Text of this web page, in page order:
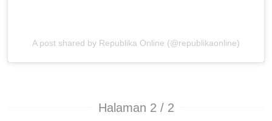
A post shared by Republika Online (@republikaonline)
Halaman 2 / 2